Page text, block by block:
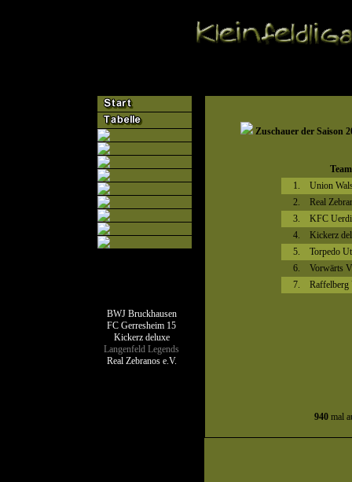
BWJ Bruckhausen
FC Gerresheim 15
Kickerz deluxe
Langenfeld Legends
Real Zebranos e.V.
Zuschauer der Saison
Team
1.
Union
2.
Real
3.
KFC
4.
Kickerz
5.
Torpedo
6.
Vorwärts
7.
Raffelberg
940mal